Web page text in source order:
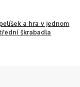
a hra v jednom
škrabadla